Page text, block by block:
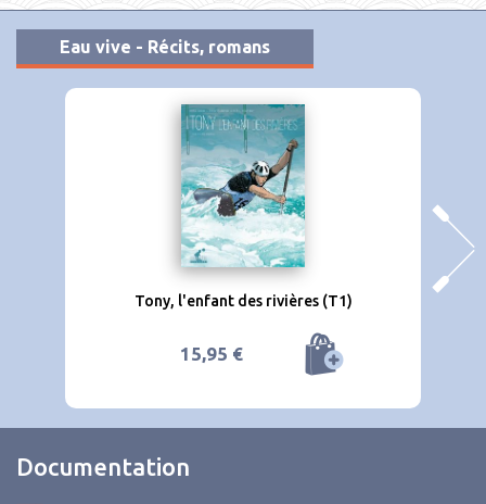
Eau vive - Récits, romans
Tony, l'enfant des rivières (T1)
15,95 €
Documentation